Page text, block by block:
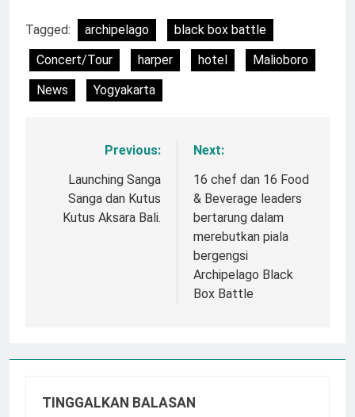
Tagged: archipelago
black box battle
Concert/Tour
harper hotel
Malioboro
News
Yogyakarta
Navigasi
pos
Previous:
Launching Sanga
Sanga dan Kutus
Kutus Aksara Bali.
Next:
16 chef dan 16 Food
& Beverage leaders
bertarung dalam
merebutkan piala
bergengsi
Archipelago Black
Box Battle
TINGGALKAN BALASAN